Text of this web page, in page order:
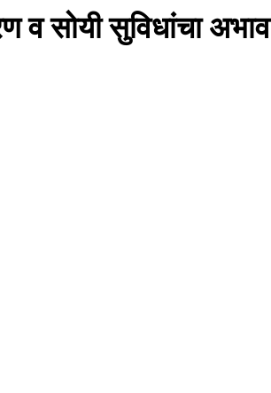
व सोयी सुविधांचा अभाव